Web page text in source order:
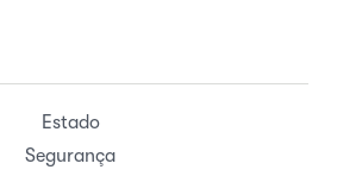
Estado
Segurança